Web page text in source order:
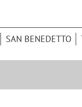
SAN BENEDETTO
Ricerche di